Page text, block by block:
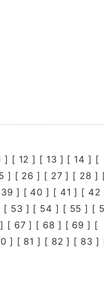
] [ 12 ] [ 13 ] [ 14 ] [
] [ 26 ] [ 27 ] [ 28 ]
39 ] [ 40 ] [ 41 ] [ 42
[ 53 ] [ 54 ] [ 55 ] [
] [ 67 ] [ 68 ] [ 69 ] [
] [ 81 ] [ 82 ] [ 83 ]